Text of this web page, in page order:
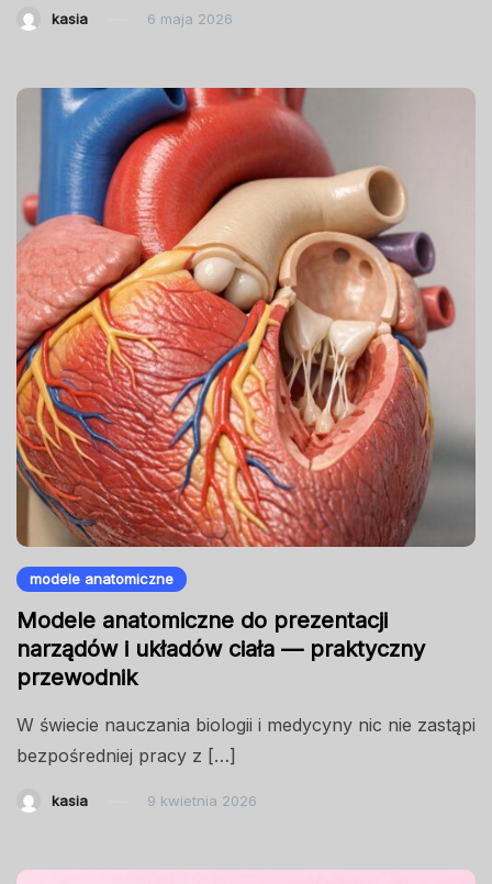
kasia 6 maja 2026
modele anatomiczne
Modele anatomiczne do prezentacji
narządów i układów ciała — praktyczny
przewodnik
W świecie nauczania biologii i medycyny nic nie zastąpi
bezpośredniej pracy z […]
kasia 9 kwietnia 2026